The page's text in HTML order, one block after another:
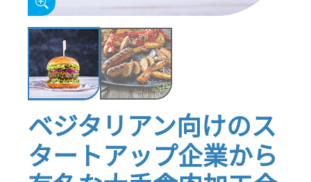
ベジタリアン向けのス
タートアップ企業から